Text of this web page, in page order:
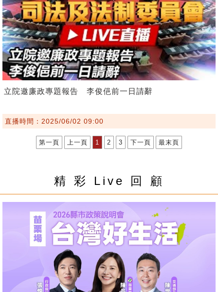
立院邀廉政專題報告 李俊俋前一日請辭
直播時間：2025/06/02 09:00
第一頁 上一頁 1 2 3 下一頁 最末頁
精 彩 Live 回 顧